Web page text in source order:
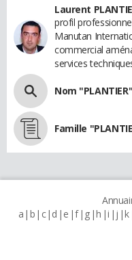
Laurent
profil
Manutan
commercial
services
Nom "PLANTIER"
Famille
a b c d e f g h i j k